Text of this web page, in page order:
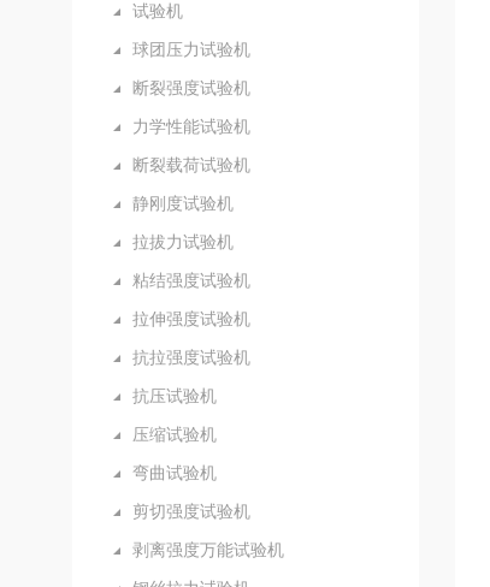
试验机
球团压力试验机
断裂强度试验机
力学性能试验机
断裂载荷试验机
静刚度试验机
拉拔力试验机
粘结强度试验机
拉伸强度试验机
抗拉强度试验机
抗压试验机
压缩试验机
弯曲试验机
剪切强度试验机
剥离强度万能试验机